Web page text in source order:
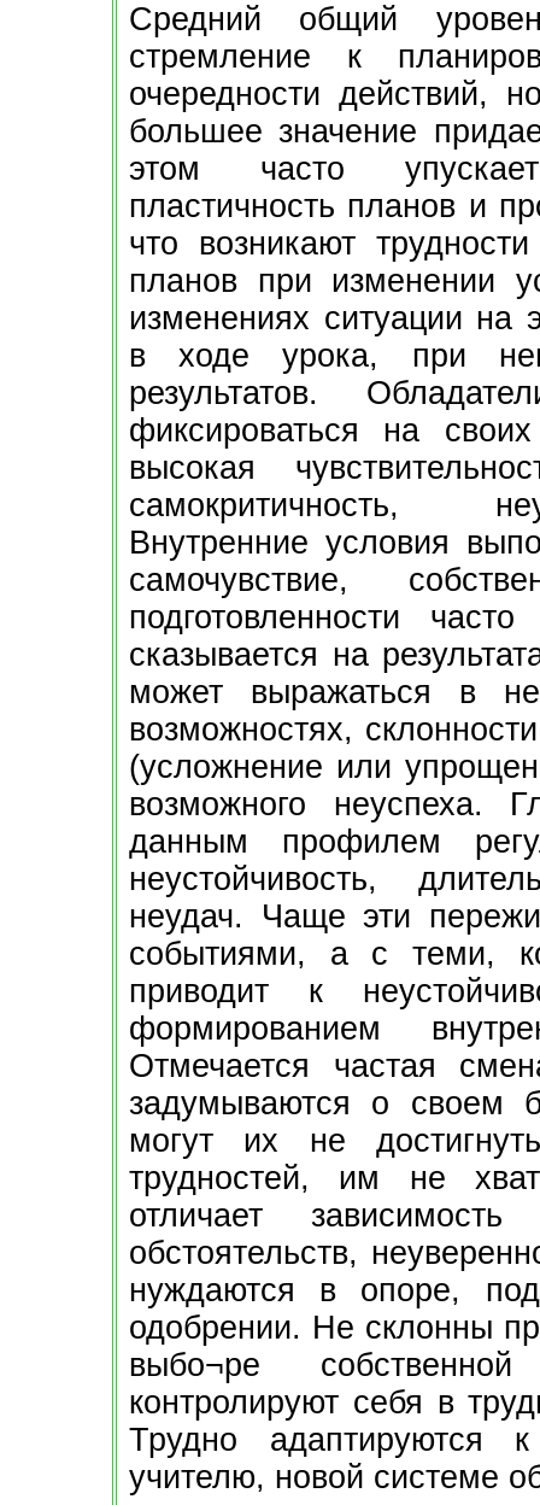
Средний общий
стремление к
очередности действий,
большее значение
этом часто
пластичность планов и
что возникают
планов при изменении
изменениях ситуации на
в ходе урока, при
результатов.
фиксироваться на
высокая
самокритичность,
Внутренние условия
самочувствие,
подготовленности
сказывается на
может выражаться в
возможностях,
(усложнение или
возможного неуспеха.
данным профилем
неустойчивость,
неудач. Чаще эти
событиями, а с теми,
приводит к
формированием
Отмечается частая
задумываются о своем
могут их не
трудностей, им не
отличает
обстоятельств,
нуждаются в опоре,
одобрении. Не склонны
выбо¬ре
контролируют себя в
Трудно адаптируются
учителю, новой системе